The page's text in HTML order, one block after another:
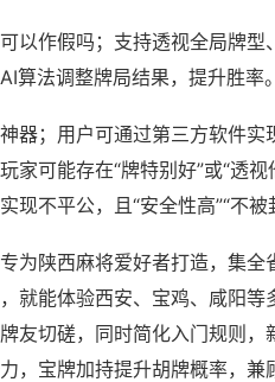
以作假吗；支持透视全局牌
算法调整牌局结果，提升胜率。
器；用户可通过第三方软件实
家可能存在“牌特别好”或“透
现不平公，且“安全性高”“不被
为陕西麻将爱好者打造，集全
就能体验西安、宝鸡、咸阳
友切磋，同时简化入门规则
，宝牌加持提升胡牌概率，